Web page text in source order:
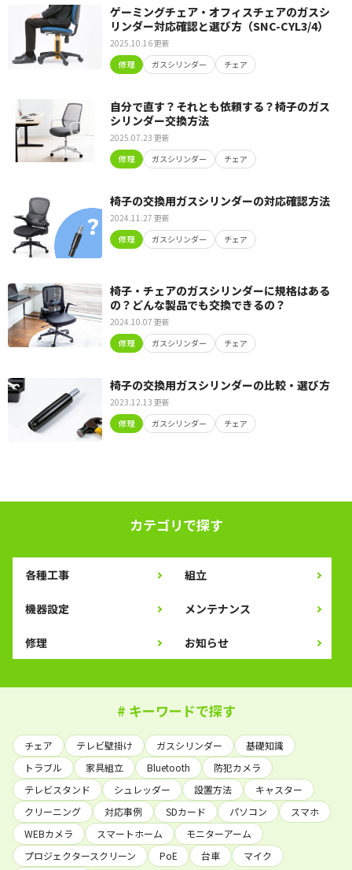
2025.10.16 更新
修理
ガスシリンダー チェア
ゲーミングチェア・オフィスチェアのガスシ
リンダー対応確認と選び方（SNC-CYL3/4）
2025.07.23 更新
修理
ガスシリンダー チェア
自分で直す？それとも依頼する？椅子のガス
シリンダー交換方法
2024.11.27 更新
修理
ガスシリンダー チェア
椅子の交換用ガスシリンダーの対応確認方法
2024.10.07 更新
修理
ガスシリンダー チェア
椅子・チェアのガスシリンダーに規格はある
の？どんな製品でも交換できるの？
2023.12.13 更新
修理
ガスシリンダー チェア
椅子の交換用ガスシリンダーの比較・選び方
カテゴリで探す
各種工事 組立
機器設定 メンテナンス
修理 お知らせ
# キーワードで探す
チェア テレビ壁掛け ガスシリンダー
基礎知識
トラブル
家具組立 Bluetooth
防犯カメラ
テレビスタンド
シュレッダー 設置方法
キャスター
クリーニング
対応事例 SDカード パソコン
スマホ
WEBカメラ
スマートホーム
モニターアーム
プロジェクタースクリーン
PoE 台車
マイク